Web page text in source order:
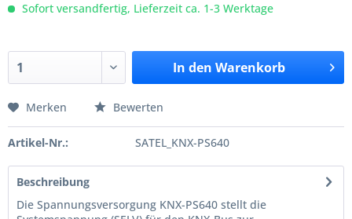
Sofort versandfertig, Lieferzeit ca. 1-3 Werktage
In den Warenkorb
Merken Bewerten
Artikel-Nr.: SATEL_KNX-PS640
Beschreibung
Die Spannungsversorgung KNX-PS640 stellt die